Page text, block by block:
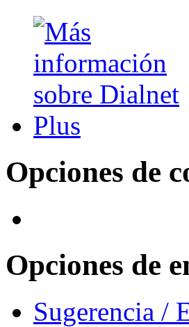
Opciones de
Opciones de
Sugerencia /